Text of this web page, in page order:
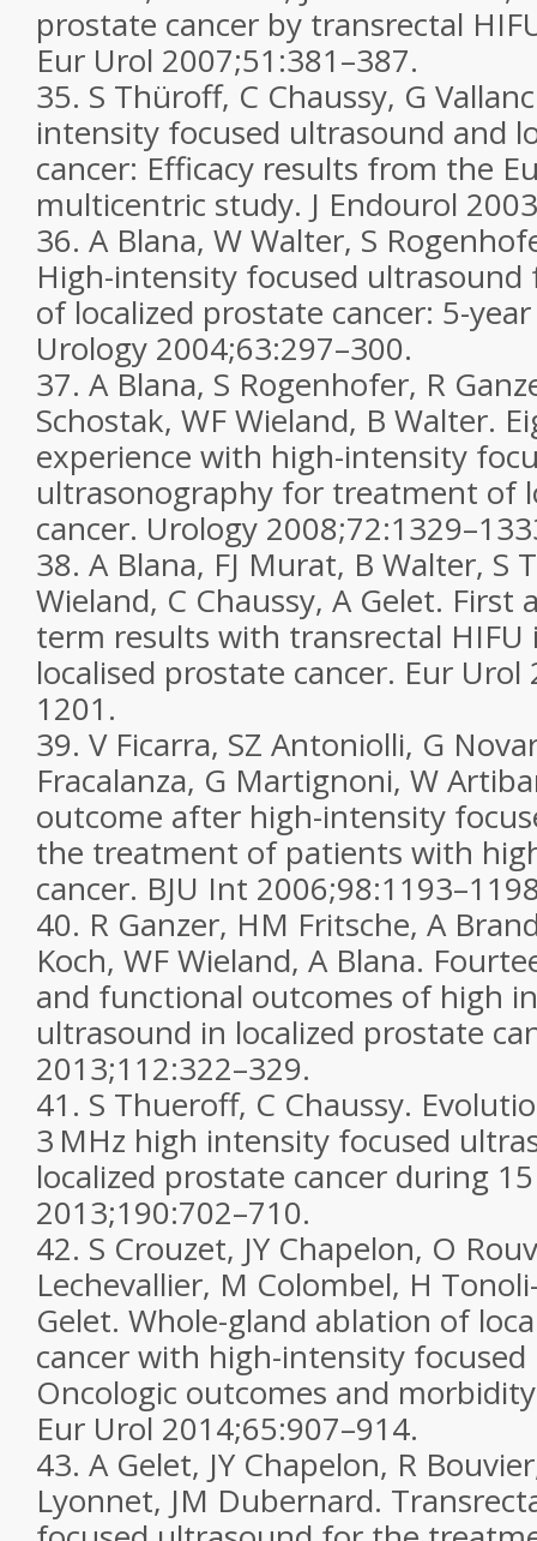
prostate cancer by transrectal
Eur Urol 2007;51:381–387.
35. S Thüroff, C Chaussy, G
intensity focused ultrasound and
cancer: Efficacy results from the
multicentric study. J Endourol
36. A Blana, W Walter, S
High-intensity focused
of localized prostate cancer: 5-
Urology 2004;63:297–300.
37. A Blana, S Rogenhofer, R
Schostak, WF Wieland, B Walter.
experience with high-intensity
ultrasonography for treatment of
cancer. Urology 2008;72
38. A Blana, FJ Murat, B Walter, S
Wieland, C Chaussy, A Gelet. First
term results with transrectal
localised prostate cancer. Eur Urol
1201.
39. V Ficarra, SZ Antoniolli, G
Fracalanza, G Martignoni, W
outcome after high-intensity
the treatment of patients with
cancer. BJU Int 2006;98
40. R Ganzer, HM Fritsche, A
Koch, WF Wieland, A Blana.
and functional outcomes of high
ultrasound in localized prostate
2013;112:322–329.
41. S Thueroff, C Chaussy.
3 MHz high intensity focused
localized prostate cancer during
2013;190:702–710.
42. S Crouzet, JY Chapelon, O
Lechevallier, M Colombel, H
Gelet. Whole-gland ablation of
cancer with high-intensity
Oncologic outcomes and
Eur Urol 2014;65:907–914.
43. A Gelet, JY Chapelon, R
Lyonnet, JM Dubernard.